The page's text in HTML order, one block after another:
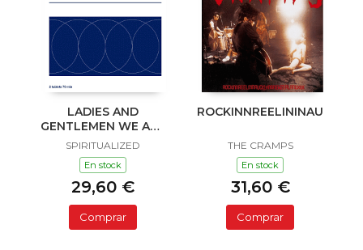
LADIES AND
GENTLEMEN WE ARE
FLOATING IN SPACE
SPIRITUALIZED
En stock
29,60 €
Comprar
THE CRAMPS
En stock
31,60 €
Comprar